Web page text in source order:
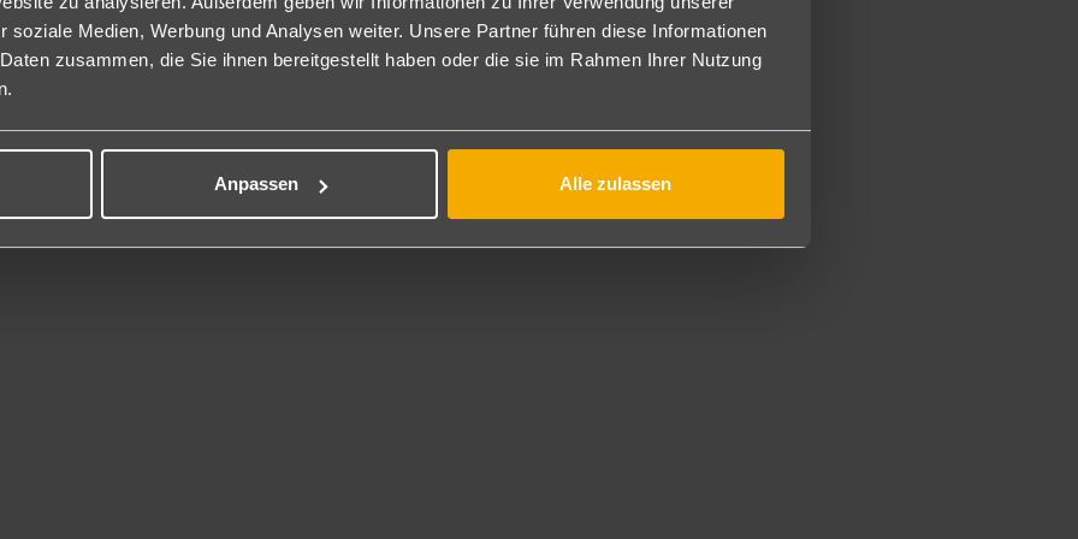
soziale Medien, Werbung und Analysen weiter. Unsere Partner führen diese Informationen
zusammen, die Sie ihnen bereitgestellt haben oder die sie im Rahmen Ihrer Nutzung
Anpassen Alle zulassen
Superior Premium seitl. Meerblick: Wie die DZ Superior, jedoch komplett renoviert und mit Walk-In-Dusche und seitlichem
(PSM). (zusätzlich buchbar unter XRYA19 (PR2).)
VP